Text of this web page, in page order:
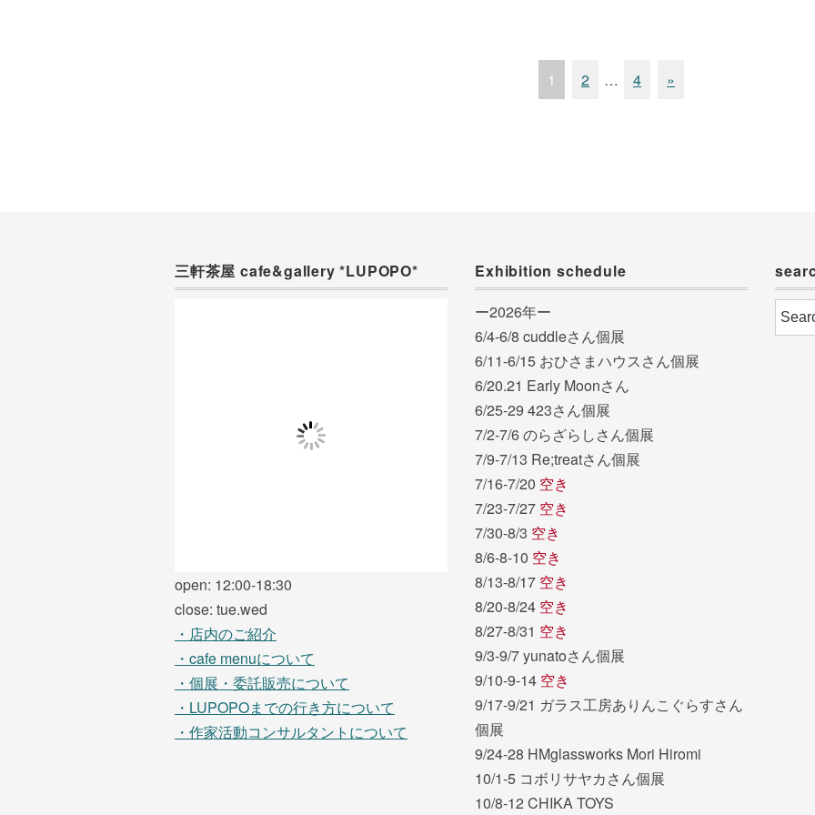
1 2 … 4 »
三軒茶屋 cafe&gallery *LUPOPO*
open: 12:00-18:30
close: tue.wed
・店内のご紹介
・cafe menuについて
・個展・委託販売について
・LUPOPOまでの行き方について
・作家活動コンサルタントについて
Exhibition schedule
ー2026年ー
6/4-6/8 cuddleさん個展
6/11-6/15 おひさまハウスさん個展
6/20.21 Early Moonさん
6/25-29 423さん個展
7/2-7/6 のらざらしさん個展
7/9-7/13 Re;treatさん個展
7/16-7/20 空き
7/23-7/27 空き
7/30-8/3 空き
8/6-8-10 空き
8/13-8/17 空き
8/20-8/24 空き
8/27-8/31 空き
9/3-9/7 yunatoさん個展
9/10-9-14 空き
9/17-9/21 ガラス工房ありんこぐらすさん
個展
9/24-28 HMglassworks Mori Hiromi
10/1-5 コボリサヤカさん個展
10/8-12 CHIKA TOYS